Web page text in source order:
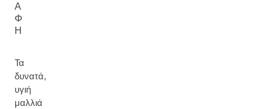
Α
Φ
Ή
Τα
δυνατά,
υγιή
μαλλιά